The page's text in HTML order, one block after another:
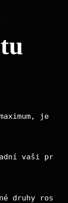
je
vaši
druhy